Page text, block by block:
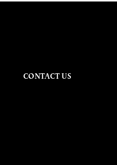
CONTACT US